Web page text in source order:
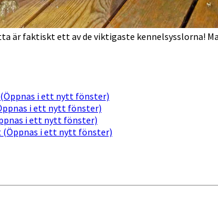
är faktiskt ett av de viktigaste kennelsysslorna!
i ett nytt fönster)
i ett nytt fönster)
i ett nytt fönster)
i ett nytt fönster)